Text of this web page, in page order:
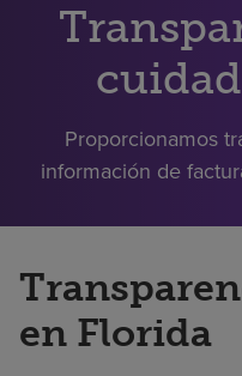
Proporcionamos
información de
en Florida